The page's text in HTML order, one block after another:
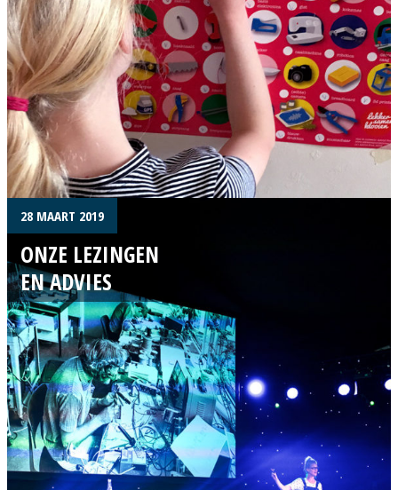
28 MAART 2019
ONZE LEZINGEN
EN ADVIES